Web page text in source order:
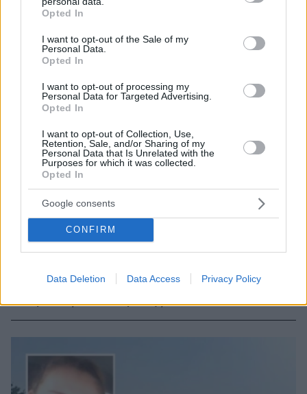
grant or deny consent to Google and its third-party tags to
use your data for below specified purposes in below Google
consent section.
Opted In
I want to opt-out of the Sale of my
Personal Data.
Opted In
I want to opt-out of processing my
Personal Data for Targeted Advertising.
Opted In
I want to opt-out of Collection, Use,
Retention, Sale, and/or Sharing of my
Personal Data that Is Unrelated with the
Purposes for which it was collected.
Opted In
Google consents
CONFIRM
Data Deletion Data Access Privacy Policy
Βίντεο: Μεθυσμένη σκότωσε νύφη λίγες ώρες
μετά τον γάμο της και στο τμήμα ζητούσε
κλαίγοντας τον πατέρα της
08.08.2026, 09:25